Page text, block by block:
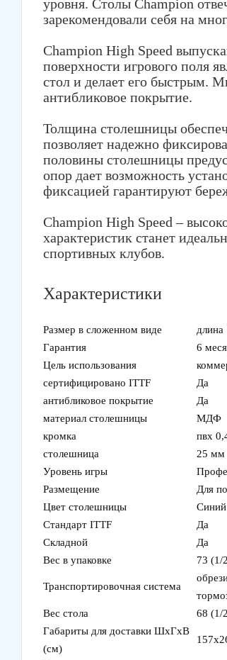
уровня. Столы Champion
зарекомендовали себя на
Champion High Speed
поверхности игрового поля
стол и делает его быстрым.
антибликовое покрытие.
Толщина столешницы
позволяет надежно
половины столешницы
опор дает возможность
фиксацией гарантируют
Champion High Speed –
характеристик станет
спортивных клубов.
Характеристики
Размер в сложенном виде
Гарантия
6
Цель использования
сертифицировано ITTF
Да
антибликовое покрытие
Да
материал столешницы
МДФ
кромка
пвх
столешница
25 мм
Уровень игры
Размещение
Для
Цвет столешницы
Синий
Стандарт ITTF
Да
Складной
Да
Вес в упаковке
73 (1/
Транспортировочная система
Вес стола
68 (1/
Габариты для доставки ШхГхВ
(см)